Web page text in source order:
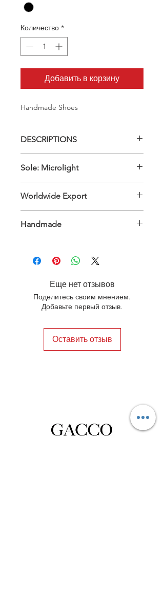
Количество *
Добавить в корзину
Handmade Shoes
DESCRIPTIONS
Leather - Inner Material: 100%
Genuine Leather
Sole: Microlight
Worldwide Export
Handmade
Еще нет отзывов
Поделитесь своим мнением.
Добавьте первый отзыв.
Оставить отзыв